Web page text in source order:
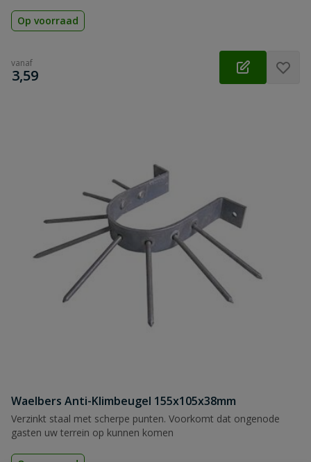
Op voorraad
vanaf
€
3,59
Waelbers Anti-Klimbeugel 155x105x38mm
Verzinkt staal met scherpe punten. Voorkomt dat ongenode
gasten uw terrein op kunnen komen